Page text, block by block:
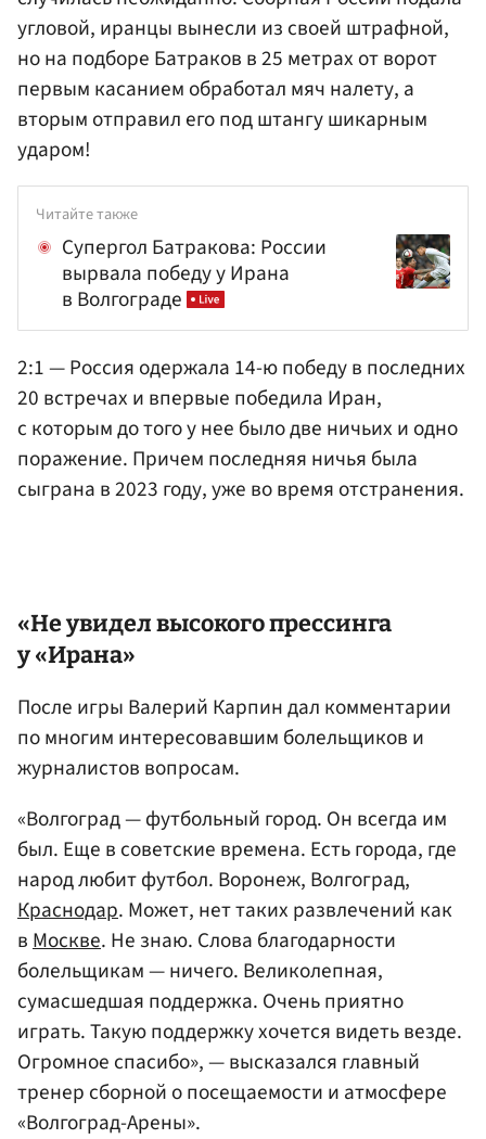
угловой, иранцы вынесли из своей штрафной,
но на подборе Батраков в 25 метрах от ворот
первым касанием обработал мяч налету, а
вторым отправил его под штангу шикарным
ударом!
Читайте также
Супергол Батракова: России
вырвала победу у Ирана
в Волгограде
2:1 — Россия одержала 14-ю победу в последних
20 встречах и впервые победила Иран,
с которым до того у нее было две ничьих и одно
поражение. Причем последняя ничья была
сыграна в 2023 году, уже во время отстранения.
«Не увидел высокого прессинга
у «Ирана»
После игры Валерий Карпин дал комментарии
по многим интересовавшим болельщиков и
журналистов вопросам.
«Волгоград — футбольный город. Он всегда им
был. Еще в советские времена. Есть города, где
народ любит футбол. Воронеж, Волгоград,
Краснодар. Может, нет таких развлечений как
вМоскве. Не знаю. Слова благодарности
болельщикам — ничего. Великолепная,
сумасшедшая поддержка. Очень приятно
играть. Такую поддержку хочется видеть везде.
Огромное спасибо», — высказался главный
тренер сборной о посещаемости и атмосфере
«Волгоград-Арены».